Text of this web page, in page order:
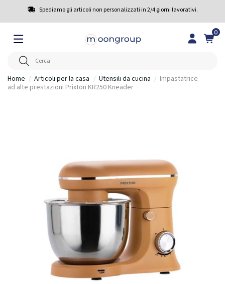
Spediamo gli articoli non personalizzati in 2/4 giorni lavorativi.
0
Home Articoli per la casa Utensili da cucina
Impastatrice
ad alte prestazioni Prixton KR250 Kneader